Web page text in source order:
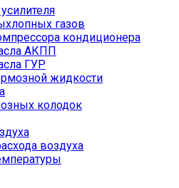
газов
кондиционера
АКПП
ГУР
жидкости
колодок
воздуха